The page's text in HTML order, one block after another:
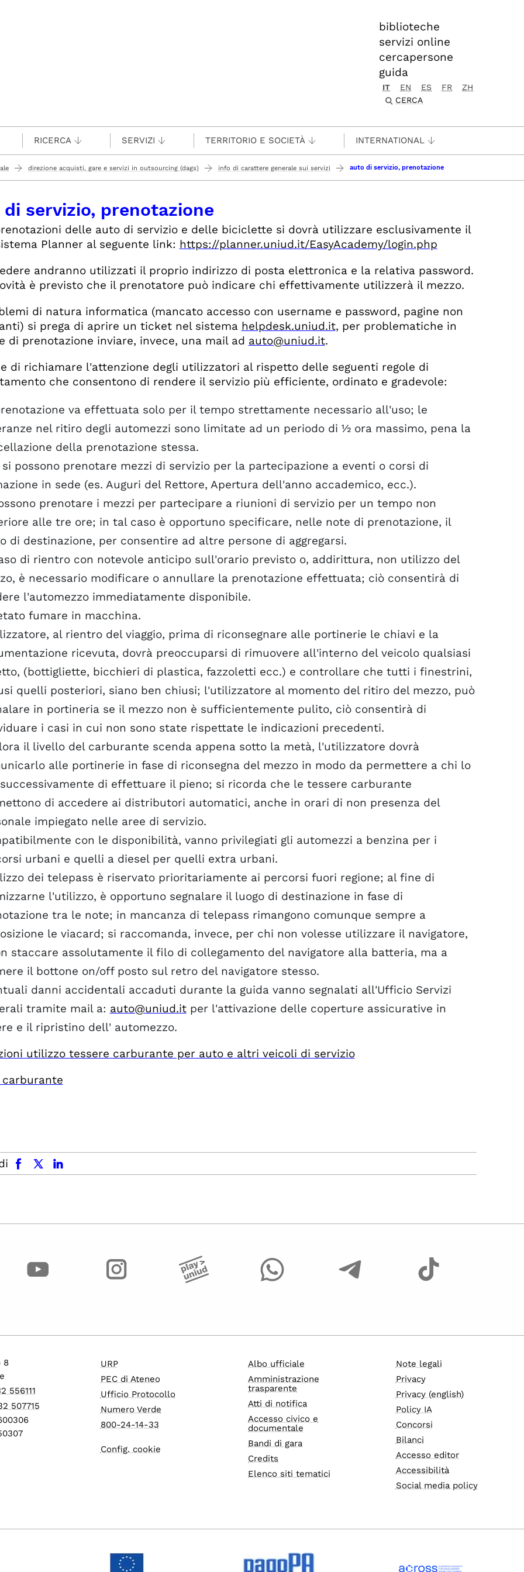
biblioteche
servizi online
cercapersone
guida
IT EN ES FR
ZH
CERCA
RICERCA SERVIZI TERRITORIO E SOCIETÀ INTERNATIONAL
direzione acquisti, gare e servizi in outsourcing (dags) info di carattere generale sui servizi auto di servizio, prenotazione
servizio, prenotazione
delle auto di servizio e delle biciclette si dovrà utilizzare esclusivamente il
Planner al seguente link: https://planner.uniud.it/EasyAcademy/login.php
andranno utilizzati il proprio indirizzo di posta elettronica e la relativa password.
è previsto che il prenotatore può indicare chi effettivamente utilizzerà il mezzo.
di natura informatica (mancato accesso con username e password, pagine non
si prega di aprire un ticket nel sistema helpdesk.uniud.it, per problematiche in
di prenotazione inviare, invece, una mail ad auto@uniud.it.
di richiamare l'attenzione degli utilizzatori al rispetto delle seguenti regole di
che consentono di rendere il servizio più efficiente, ordinato e gradevole:
va effettuata solo per il tempo strettamente necessario all'uso; le
nel ritiro degli automezzi sono limitate ad un periodo di ½ ora massimo, pena la
della prenotazione stessa.
si possono prenotare mezzi di servizio per la partecipazione a eventi o corsi di
in sede (es. Auguri del Rettore, Apertura dell'anno accademico, ecc.).
prenotare i mezzi per partecipare a riunioni di servizio per un tempo non
alle tre ore; in tal caso è opportuno specificare, nelle note di prenotazione, il
di destinazione, per consentire ad altre persone di aggregarsi.
di rientro con notevole anticipo sull'orario previsto o, addirittura, non utilizzo del
è necessario modificare o annullare la prenotazione effettuata; ciò consentirà di
l'automezzo immediatamente disponibile.
fumare in macchina.
al rientro del viaggio, prima di riconsegnare alle portinerie le chiavi e la
ricevuta, dovrà preoccuparsi di rimuovere all'interno del veicolo qualsiasi
(bottigliette, bicchieri di plastica, fazzoletti ecc.) e controllare che tutti i finestrini,
quelli posteriori, siano ben chiusi; l'utilizzatore al momento del ritiro del mezzo, può
in portineria se il mezzo non è sufficientemente pulito, ciò consentirà di
i casi in cui non sono state rispettate le indicazioni precedenti.
il livello del carburante scenda appena sotto la metà, l'utilizzatore dovrà
alle portinerie in fase di riconsegna del mezzo in modo da permettere a chi lo
di effettuare il pieno; si ricorda che le tessere carburante
di accedere ai distributori automatici, anche in orari di non presenza del
impiegato nelle aree di servizio.
con le disponibilità, vanno privilegiati gli automezzi a benzina per i
urbani e quelli a diesel per quelli extra urbani.
dei telepass è riservato prioritariamente ai percorsi fuori regione; al fine di
l'utilizzo, è opportuno segnalare il luogo di destinazione in fase di
tra le note; in mancanza di telepass rimangono comunque sempre a
le viacard; si raccomanda, invece, per chi non volesse utilizzare il navigatore,
staccare assolutamente il filo di collegamento del navigatore alla batteria, ma a
il bottone on/off posto sul retro del navigatore stesso.
danni accidentali accaduti durante la guida vanno segnalati all'Ufficio Servizi
tramite mail a: auto@uniud.itper l'attivazione delle coperture assicurative in
e il ripristino dell' automezzo.
utilizzo tessere carburante per auto e altri veicoli di servizio
carburante
facebook x.com linkedin
8
556111
507715
URP
PEC di Ateneo
Ufficio Protocollo
Numero Verde
800-24-14-33
Config. cookie
Albo ufficiale
Amministrazione
trasparente
Atti di notifica
Accesso civico e
documentale
Bandi di gara
Credits
Elenco siti tematici
Note legali
Privacy
Privacy (english)
Policy IA
Concorsi
Bilanci
Accesso editor
Accessibilità
Social media policy